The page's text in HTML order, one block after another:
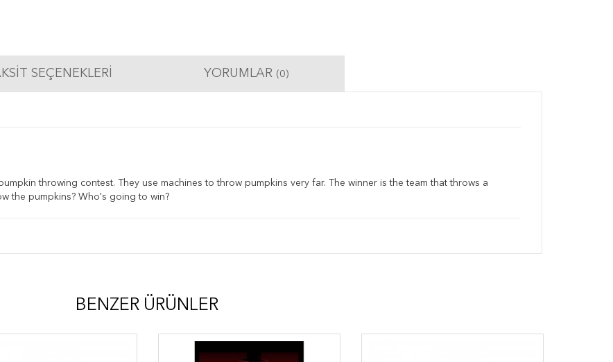
SEÇENEKLERI YORUMLAR (0)
throwing contest. They use machines to throw pumpkins very far. The winner is the team that throws a
the pumpkins? Who's going to win?
BENZER ÜRÜNLER